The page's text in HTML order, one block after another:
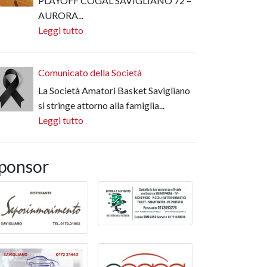
AURORA...
Leggi tutto
Comunicato della Società
La Società Amatori Basket Savigliano
si stringe attorno alla famiglia...
Leggi tutto